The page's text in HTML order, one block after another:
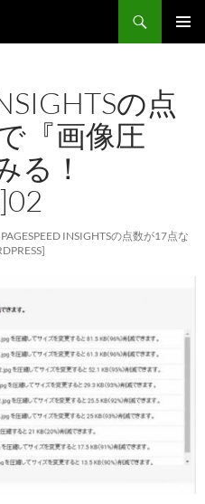
の点
『画像圧
る！
PAGESPEED INSIGHTSの点数が17点な